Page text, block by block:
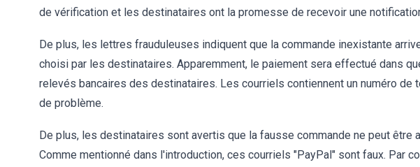
de vérification et les destinataires ont la promesse de recevoir une
De plus, les lettres frauduleuses indiquent que la commande inexistante
choisi par les destinataires. Apparemment, le paiement sera effectué dans
relevés bancaires des destinataires. Les courriels contiennent un numéro de
de problème.
De plus, les destinataires sont avertis que la fausse commande ne peut être
Comme mentionné dans l'introduction, ces courriels "PayPal" sont faux. Par